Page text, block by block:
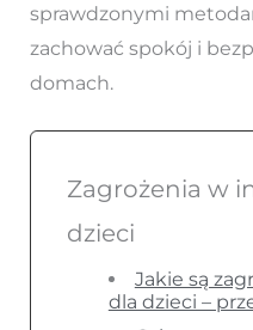
sprawdzonymi
zachować spokój i
domach.
Zagrożenia w
dzieci
Jakie są
dla dzieci –